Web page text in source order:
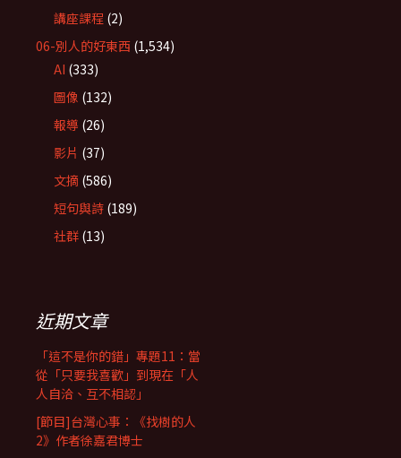
講座課程 (2)
06-別人的好東西 (1,534)
AI (333)
圖像 (132)
報導 (26)
影片 (37)
文摘 (586)
短句與詩 (189)
社群 (13)
近期文章
「這不是你的錯」專題11：當
從「只要我喜歡」到現在「人
人自洽、互不相認」
[節目]台灣心事：《找樹的人
2》作者徐嘉君博士